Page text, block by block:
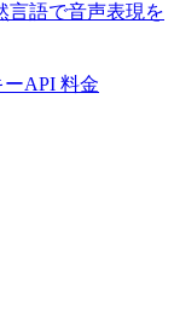
語で音声表現を
ーAPI 料金